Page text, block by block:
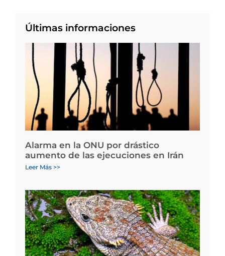
Últimas informaciones
Alarma en la ONU por drástico
aumento de las ejecuciones en Irán
Leer Más >>